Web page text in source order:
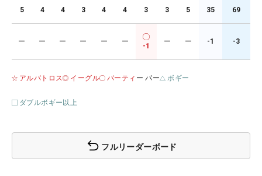
5 4 4 3 4 4 3 3 5 35 69
ー ー ー ー ー ー
-1
ー ー -1 -3
アルバトロス イーグル バーティ ー パー ボギー
ダブルボギー以上
フルリーダーボード